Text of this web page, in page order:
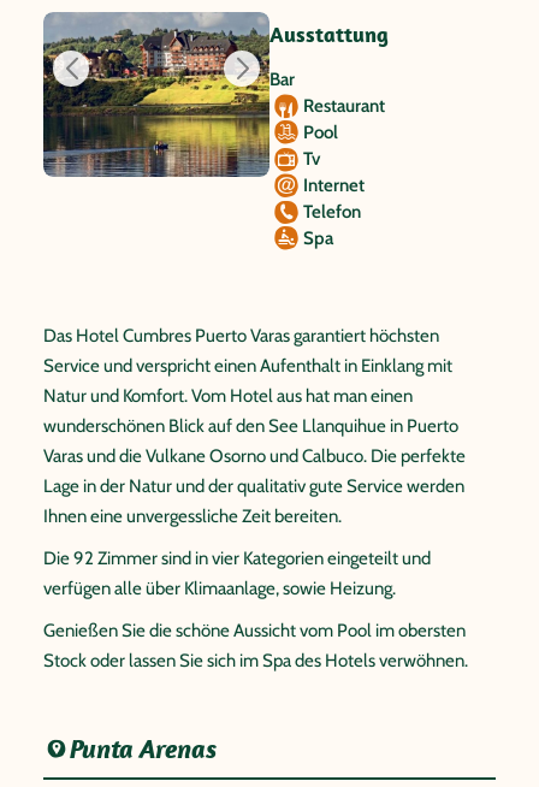
Ausstattung
Bar
Restaurant
Pool
Tv
Internet
Telefon
Spa
Das Hotel Cumbres Puerto Varas garantiert höchsten
Service und verspricht einen Aufenthalt in Einklang mit
Natur und Komfort. Vom Hotel aus hat man einen
wunderschönen Blick auf den See Llanquihue in Puerto
Varas und die Vulkane Osorno und Calbuco. Die perfekte
Lage in der Natur und der qualitativ gute Service werden
Ihnen eine unvergessliche Zeit bereiten.
Die 92 Zimmer sind in vier Kategorien eingeteilt und
verfügen alle über Klimaanlage, sowie Heizung.
Genießen Sie die schöne Aussicht vom Pool im obersten
Stock oder lassen Sie sich im Spa des Hotels verwöhnen.
Punta Arenas